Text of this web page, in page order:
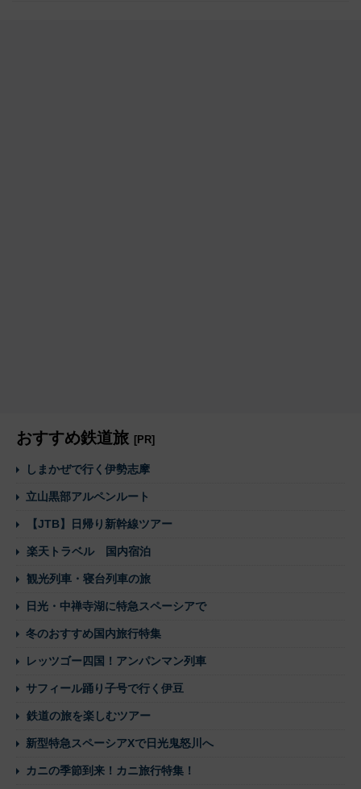
おすすめ鉄道旅 [PR]
しまかぜで行く伊勢志摩
立山黒部アルペンルート
【JTB】日帰り新幹線ツアー
楽天トラベル 国内宿泊
観光列車・寝台列車の旅
日光・中禅寺湖に特急スペーシアで
冬のおすすめ国内旅行特集
レッツゴー四国！アンパンマン列車
サフィール踊り子号で行く伊豆
鉄道の旅を楽しむツアー
新型特急スペーシアXで日光鬼怒川へ
カニの季節到来！カニ旅行特集！